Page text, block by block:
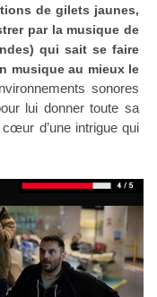
de gilets jaunes,
par la musique de
qui sait se faire
musique au mieux le
sonores
lui donner toute sa
d’une intrigue qui